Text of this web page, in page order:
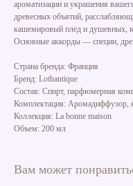
ароматизации и украшения
древесных объятий,
кашемировый плед и душевных,
Основные аккорды — специи,
Страна бренда: Франция
Бренд: Lothantique
Состав: Спирт, парфюмерная
Комплектация: Аромадиффузор,
Коллекция: La bonne maison
Объем: 200 мл
Вам может